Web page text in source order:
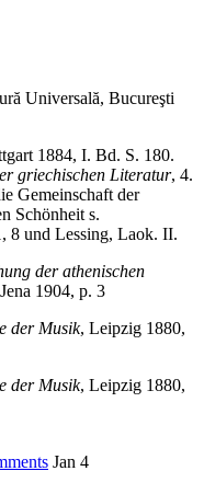
Universală, Bucureşti
1884, I. Bd. S. 180.
griechischen Literatur, 4.
Gemeinschaft der
Schönheit s.
8 und Lessing, Laok. II.
der athenischen
1904, p. 3
der Musik, Leipzig 1880,
der Musik, Leipzig 1880,
Jan 4